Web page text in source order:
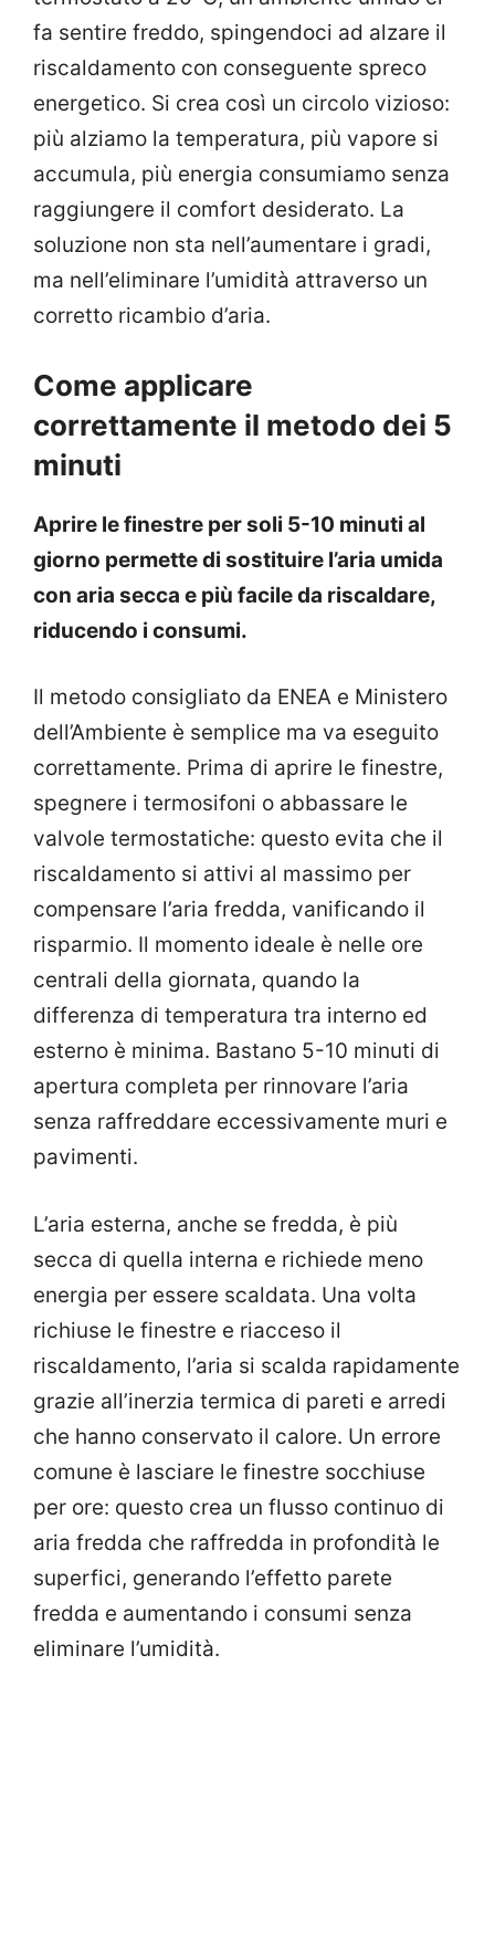
fa sentire freddo, spingendoci ad alzare il
riscaldamento con conseguente spreco
energetico. Si crea così un circolo vizioso:
più alziamo la temperatura, più vapore si
accumula, più energia consumiamo senza
raggiungere il comfort desiderato. La
soluzione non sta nell’aumentare i gradi,
ma nell’eliminare l’umidità attraverso un
corretto ricambio d’aria.
Come applicare
correttamente il metodo dei 5
minuti
Aprire le finestre per soli 5-10 minuti al
giorno permette di sostituire l’aria umida
con aria secca e più facile da riscaldare,
riducendo i consumi.
Il metodo consigliato da ENEA e Ministero
dell’Ambiente è semplice ma va eseguito
correttamente. Prima di aprire le finestre,
spegnere i termosifoni o abbassare le
valvole termostatiche: questo evita che il
riscaldamento si attivi al massimo per
compensare l’aria fredda, vanificando il
risparmio. Il momento ideale è nelle ore
centrali della giornata, quando la
differenza di temperatura tra interno ed
esterno è minima. Bastano 5-10 minuti di
apertura completa per rinnovare l’aria
senza raffreddare eccessivamente muri e
pavimenti.
L’aria esterna, anche se fredda, è più
secca di quella interna e richiede meno
energia per essere scaldata. Una volta
richiuse le finestre e riacceso il
riscaldamento, l’aria si scalda rapidamente
grazie all’inerzia termica di pareti e arredi
che hanno conservato il calore. Un errore
comune è lasciare le finestre socchiuse
per ore: questo crea un flusso continuo di
aria fredda che raffredda in profondità le
superfici, generando l’effetto parete
fredda e aumentando i consumi senza
eliminare l’umidità.